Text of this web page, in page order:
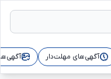
آگهی‌های مهلت‌دار